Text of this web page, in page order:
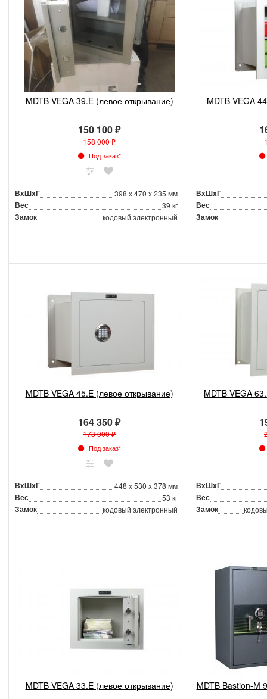
MDTB VEGA 39.E (левое открывание)
150 100 ₽
158 000 ₽
Под заказ*
ВxШxГ 398 x 470 x 235 мм
Вес 39 кг
Замок кодовый электронный
MDTB VEGA
ВxШxГ
Вес
Замок
MDTB VEGA 45.E (левое открывание)
164 350 ₽
173 000 ₽
Под заказ*
ВxШxГ 448 x 530 x 378 мм
Вес 53 кг
Замок кодовый электронный
MDTB VEGA
ВxШxГ
Вес
Замок
MDTB VEGA 33.E (левое открывание) MDTB Bastion-M